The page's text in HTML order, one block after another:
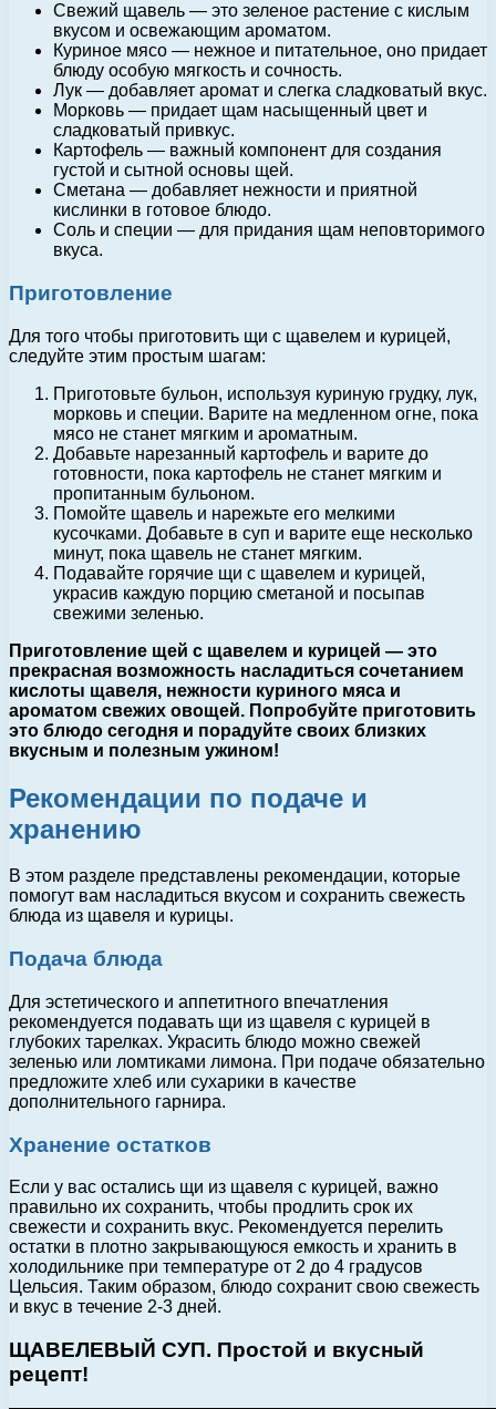
Свежий щавель — это зеленое растение с кислым
вкусом и освежающим ароматом.
Куриное мясо — нежное и питательное, оно придает
блюду особую мягкость и сочность.
Лук — добавляет аромат и слегка сладковатый вкус.
Морковь — придает щам насыщенный цвет и
сладковатый привкус.
Картофель — важный компонент для создания
густой и сытной основы щей.
Сметана — добавляет нежности и приятной
кислинки в готовое блюдо.
Соль и специи — для придания щам неповторимого
вкуса.
Приготовление
Для того чтобы приготовить щи с щавелем и курицей,
следуйте этим простым шагам:
Приготовьте бульон, используя куриную грудку, лук,
морковь и специи. Варите на медленном огне, пока
мясо не станет мягким и ароматным.
Добавьте нарезанный картофель и варите до
готовности, пока картофель не станет мягким и
пропитанным бульоном.
Помойте щавель и нарежьте его мелкими
кусочками. Добавьте в суп и варите еще несколько
минут, пока щавель не станет мягким.
Подавайте горячие щи с щавелем и курицей,
украсив каждую порцию сметаной и посыпав
свежими зеленью.
Приготовление щей с щавелем и курицей — это
прекрасная возможность насладиться сочетанием
кислоты щавеля, нежности куриного мяса и
ароматом свежих овощей. Попробуйте приготовить
это блюдо сегодня и порадуйте своих близких
вкусным и полезным ужином!
Рекомендации по подаче и
хранению
В этом разделе представлены рекомендации, которые
помогут вам насладиться вкусом и сохранить свежесть
блюда из щавеля и курицы.
Подача блюда
Для эстетического и аппетитного впечатления
рекомендуется подавать щи из щавеля с курицей в
глубоких тарелках. Украсить блюдо можно свежей
зеленью или ломтиками лимона. При подаче обязательно
предложите хлеб или сухарики в качестве
дополнительного гарнира.
Хранение остатков
Если у вас остались щи из щавеля с курицей, важно
правильно их сохранить, чтобы продлить срок их
свежести и сохранить вкус. Рекомендуется перелить
остатки в плотно закрывающуюся емкость и хранить в
холодильнике при температуре от 2 до 4 градусов
Цельсия. Таким образом, блюдо сохранит свою свежесть
и вкус в течение 2-3 дней.
ЩАВЕЛЕВЫЙ СУП. Простой и вкусный
рецепт!